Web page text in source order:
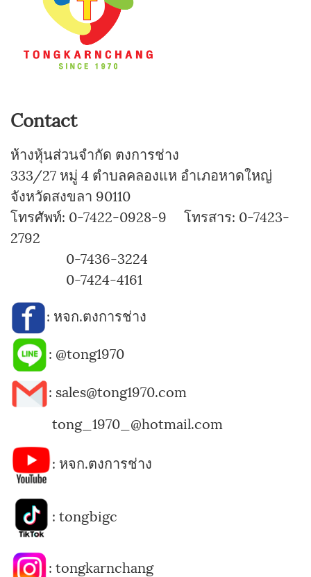
Contact
ห้างหุ้นส่วนจำกัด ตงการช่าง
333/27 หมู่ 4 ตำบลคลองแห อำเภอหาดใหญ่
จังหวัดสงขลา 90110
โทรศัพท์: 0-7422-0928-9 โทรสาร: 0-7423-
2792
0-7436-3224
0-7424-4161
: หจก.ตงการช่าง
: @tong1970
: sales@tong1970.com
tong_1970_@hotmail.com
: หจก.ตงการช่าง
: tongbigc
: tongkarnchang